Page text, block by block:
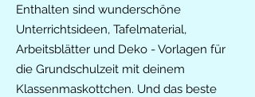
Enthalten sind wunderschöne
Unterrichtsideen, Tafelmaterial,
Arbeitsblätter und Deko - Vorlagen für
die Grundschulzeit mit deinem
Klassenmaskottchen. Und das beste